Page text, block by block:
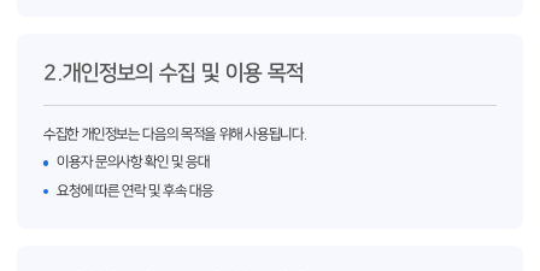
2.개인정보의 수집 및 이용 목적
수집한 개인정보는 다음의 목적을 위해 사용됩니다.
이용자 문의사항 확인 및 응대
요청에 따른 연락 및 후속 대응